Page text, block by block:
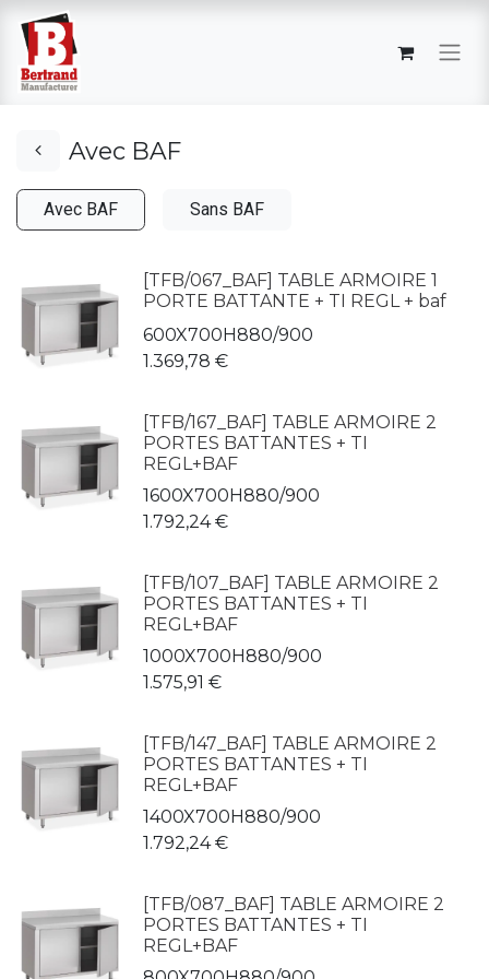
Avec BAF
Avec BAF Sans BAF
[TFB/067_BAF] TABLE ARMOIRE 1
PORTE BATTANTE + TI REGL + baf
600X700H880/900
1.369,78 €
[TFB/167_BAF] TABLE ARMOIRE 2
PORTES BATTANTES + TI
REGL+BAF
1600X700H880/900
1.792,24€
[TFB/107_BAF] TABLE ARMOIRE 2
PORTES BATTANTES + TI
REGL+BAF
1000X700H880/900
1.575,91 €
[TFB/147_BAF] TABLE ARMOIRE 2
PORTES BATTANTES + TI
REGL+BAF
1400X700H880/900
1.792,24€
[TFB/087_BAF] TABLE ARMOIRE 2
PORTES BATTANTES + TI
REGL+BAF